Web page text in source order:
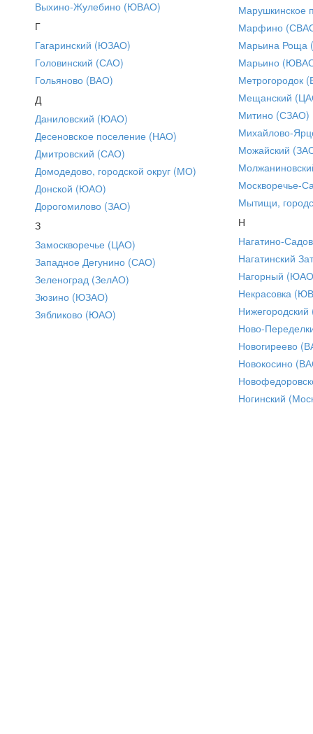
Выхино-Жулебино (ЮВАО)
Г
Гагаринский (ЮЗАО)
Головинский (САО)
Гольяново (ВАО)
Д
Даниловский (ЮАО)
Десеновское поселение (НАО)
Дмитровский (САО)
Домодедово, городской округ (МО)
Донской (ЮАО)
Дорогомилово (ЗАО)
З
Замоскворечье (ЦАО)
Западное Дегунино (САО)
Зеленоград (ЗелАО)
Зюзино (ЮЗАО)
Зябликово (ЮАО)
Марушкинское
Марфино
Марьина Роща
Марьино
Метрогородок
Мещанский
Митино (СЗАО)
Михайлово-
Можайский
Москворечье-
Мытищи,
Н
Нагатино-
Нагатинский
Нагорный
Некрасовка
Ново-
Новогиреево
Новокосино
Ногинский